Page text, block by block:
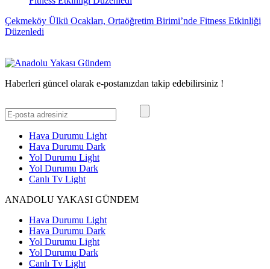
Çekmeköy Ülkü Ocakları, Ortaöğretim Birimi’nde Fitness Etkinliği
Düzenledi
Haberleri güncel olarak e-postanızdan takip edebilirsiniz !
Hava Durumu Light
Hava Durumu Dark
Yol Durumu Light
Yol Durumu Dark
Canlı Tv Light
ANADOLU YAKASI GÜNDEM
Hava Durumu Light
Hava Durumu Dark
Yol Durumu Light
Yol Durumu Dark
Canlı Tv Light